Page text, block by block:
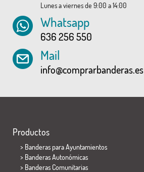
Lunes a viernes de 9:00 a 14:00
Whatsapp
636 256 550
Mail
info@comprarbanderas.es
Productos
> Banderas para Ayuntamientos
> Banderas Autonómicas
> Banderas Comunitarias